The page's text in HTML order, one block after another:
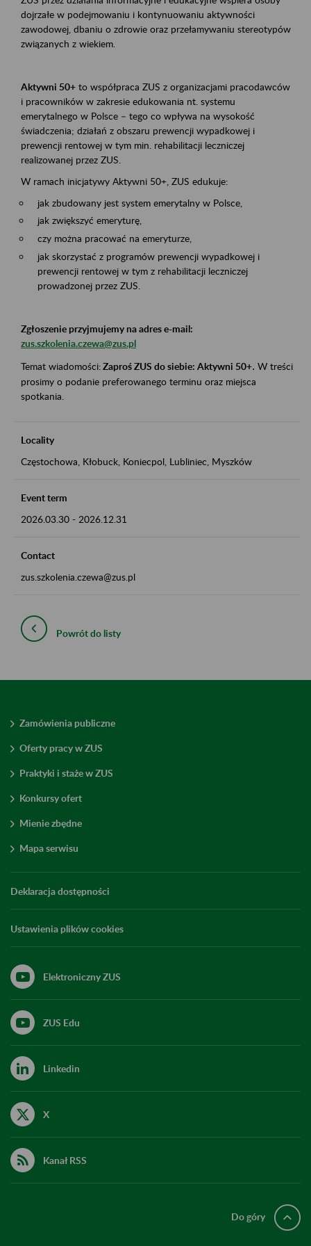
dojrzałe w podejmowaniu i kontynuowaniu aktywności
zawodowej, dbaniu o zdrowie oraz przełamywaniu stereotypów
związanych z wiekiem.
Aktywni 50+ to współpraca ZUS z organizacjami pracodawców
i pracowników w zakresie edukowania nt. systemu
emerytalnego w Polsce – tego co wpływa na wysokość
świadczenia; działań z obszaru prewencji wypadkowej i
prewencji rentowej w tym min. rehabilitacji leczniczej
realizowanej przez ZUS.
W ramach inicjatywy Aktywni 50+, ZUS edukuje:
jak zbudowany jest system emerytalny w Polsce,
jak zwiększyć emeryturę,
czy można pracować na emeryturze,
jak skorzystać z programów prewencji wypadkowej i
prewencji rentowej w tym z rehabilitacji leczniczej
prowadzonej przez ZUS.
Zgłoszenie przyjmujemy na adres e-mail:
zus.szkolenia.czewa@zus.pl
Temat wiadomości:Zaproś ZUS do siebie: Aktywni 50+. W treści
prosimy o podanie preferowanego terminu oraz miejsca
spotkania.
Locality
Częstochowa, Kłobuck, Koniecpol, Lubliniec, Myszków
Event term
2026.03.30 - 2026.12.31
Contact
zus.szkolenia.czewa@zus.pl
Powrót do listy
Zamówienia publiczne
Oferty pracy w ZUS
Praktyki i staże w ZUS
Konkursy ofert
Mienie zbędne
Mapa serwisu
Deklaracja dostępności
Ustawienia plików cookies
Elektroniczny ZUS
ZUS Edu
Linkedin
X
Kanał RSS
Do góry